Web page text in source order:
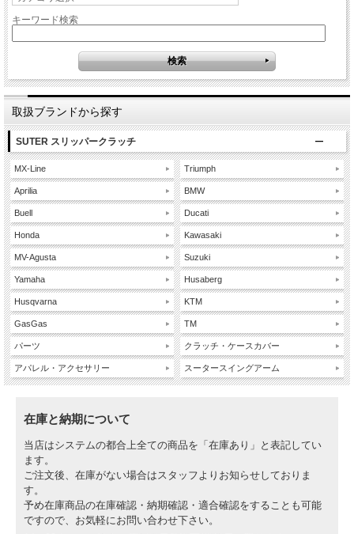
キーワード検索
取扱ブランドから探す
SUTER スリッパークラッチ
MX-Line
Aprilia
Buell
Honda
MV-Agusta
Yamaha
Husqvarna
GasGas
パーツ
アパレル・アクセサリー
Triumph
BMW
Ducati
Kawasaki
Suzuki
Husaberg
KTM
TM
クラッチ・ケースカバー
スータースイングアーム
在庫と納期について
当店はシステムの都合上全ての商品を「在庫あり」と表記してい
ます。
ご注文後、在庫がない場合はスタッフよりお知らせしておりま
す。
予め在庫商品の在庫確認・納期確認・適合確認をすることも可能
ですので、お気軽にお問い合わせ下さい。